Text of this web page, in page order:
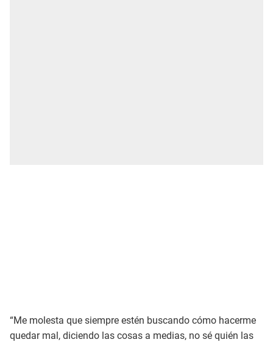
“Me molesta que siempre estén buscando cómo hacerme
quedar mal, diciendo las cosas a medias, no sé quién las